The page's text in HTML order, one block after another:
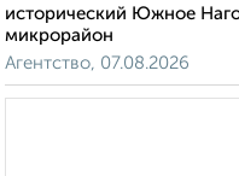
исторический Южное
микрорайон
Агентство, 07.08.2026